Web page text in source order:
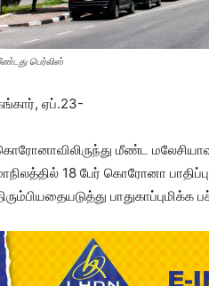
பெர்லிஸ்
ஏப்.23-
மீண்ட
18 பேர் கொரோனா